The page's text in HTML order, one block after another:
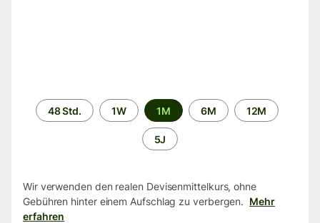
Zeitraum
48 Std. 1W 1M 6M 12M
5J
Wir verwenden den realen Devisenmittelkurs, ohne
Gebühren hinter einem Aufschlag zu verbergen. Mehr
erfahren